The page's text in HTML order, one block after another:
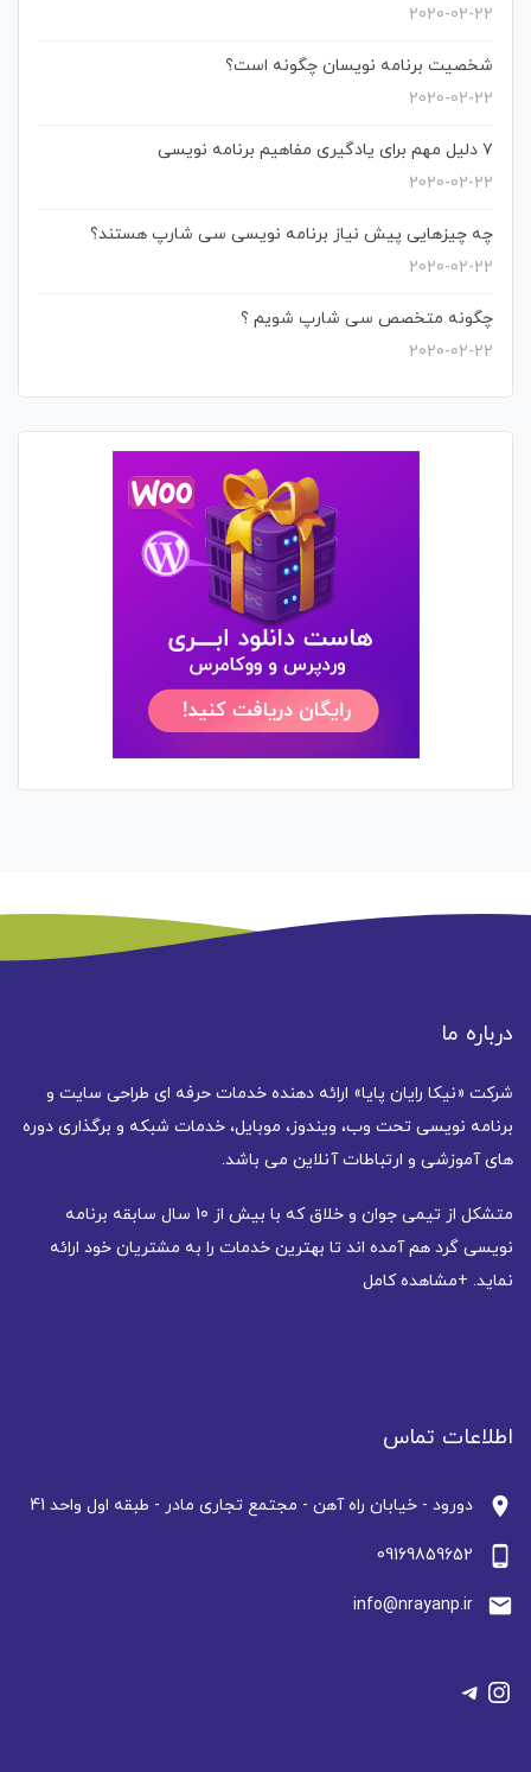
2020-02-22
شخصیت برنامه نویسان چگونه است؟
2020-02-22
2020-02-22
چه چیزهایی پیش نیاز برنامه نویسی سی شارپ هستند؟
2020-02-22
چگونه متخصص سی شارپ شویم ؟
2020-02-22
درباره ما
شرکت «نیکا رایان پایا» ارائه دهنده خدمات حرفه ای طراحی سایت و
برنامه نویسی تحت وب، ویندوز، موبایل، خدمات شبکه و برگذاری دوره
های آموزشی و ارتباطات آنلاین می باشد.
متشکل از تیمی جوان و خلاق که با بیش از 10 سال سابقه برنامه
نویسی گرد هم آمده اند تا بهترین خدمات را به مشتریان خود ارائه
نماید.+مشاهده کامل
اطلاعات تماس
location_on دورود - خیابان راه آهن - مجتمع تجاری مادر - طبقه اول واحد 41
phone_android
09169859652
email
info@nrayanp.ir
اینستاگرم
تلگرام